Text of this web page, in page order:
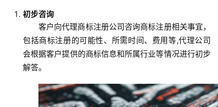
初步咨询
客户向代理商标注册公司咨询商标注册相关事宜，
包括商标注册的可能性、所需时间、费用等,代理公司
会根据客户提供的商标信息和所属行业等情况进行初步
解答。